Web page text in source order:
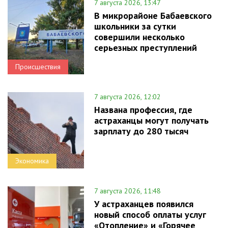
Происшествия
7 августа 2026, 13:47
В микрорайоне Бабаевского
школьники за сутки
совершили несколько
серьезных преступлений
Экономика
7 августа 2026, 12:02
Названа профессия, где
астраханцы могут получать
зарплату до 280 тысяч
7 августа 2026, 11:48
У астраханцев появился
новый способ оплаты услуг
«Отопление» и «Горячее